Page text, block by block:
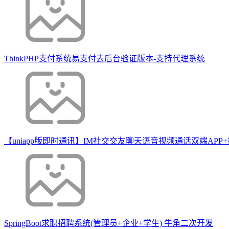
ThinkPHP支付系统易支付去后台验证版本-支持代理系统
【uniapp版即时通讯】IM社交交友聊天语音视频通话双端
SpringBoot求职招聘系统(管理员+企业+学生) 牛角二次开发